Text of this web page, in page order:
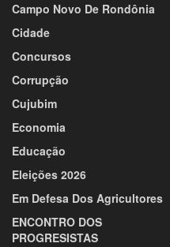
Campo Novo De Rondônia
Cidade
Concursos
Corrupção
Cujubim
Economia
Educação
Eleições 2026
Em Defesa Dos Agricultores
ENCONTRO DOS
PROGRESISTAS